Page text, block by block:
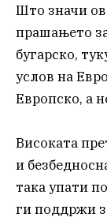
Што значи
прашањето
бугарско,
услов на
Европско, а
Високата
и
така упати
ги поддржи